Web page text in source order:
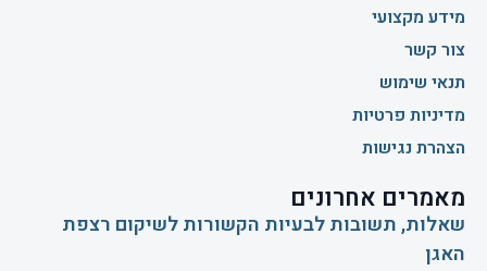
מידע מקצועי
צור קשר
תנאי שימוש
מדיניות פרטיות
הצהרת נגישות
מאמרים אחרונים
שאלות, תשובות לבעיות הקשורות לשיקום רצפת
האגן